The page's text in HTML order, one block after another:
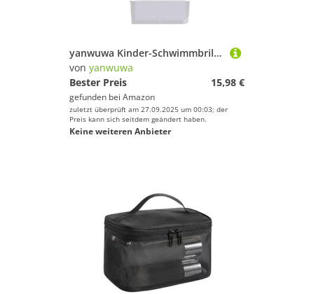
yanwuwa Kinder-Schwimmbrille, Weitsicht, Frösche, widerstandsfähig, mit Ohrstöpseln und Hut für Kinder, Jungen, Mädchen, Schwimmausrüstung, mit Ohrstöpseln und Hut
von yanwuwa
Bester Preis
15,98 €
gefunden bei Amazon
zuletzt überprüft am 27.09.2025 um 00:03; der
Preis kann sich seitdem geändert haben.
Keine weiteren Anbieter